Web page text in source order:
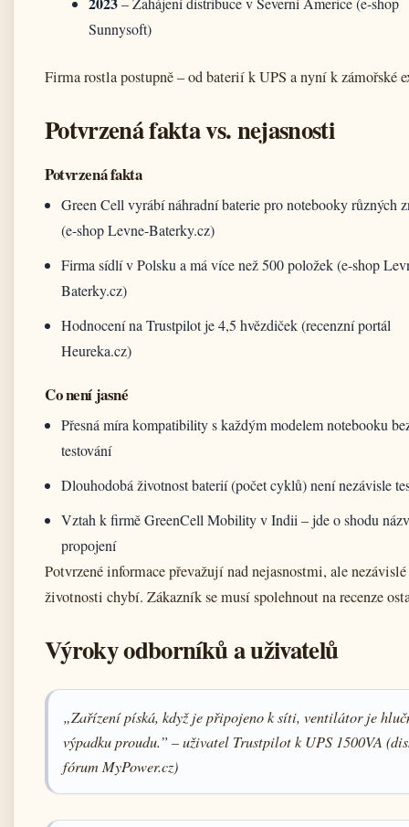
Sunnysoft)
Firma rostla postupně – od baterií k UPS a nyní k zámořské
Potvrzená fakta vs. nejasnosti
Potvrzená fakta
Green Cell vyrábí náhradní baterie pro notebooky různých
(e-shop Levne-Baterky.cz)
Firma sídlí v Polsku a má více než 500 položek (e-shop
Baterky.cz)
Hodnocení na Trustpilot je 4,5 hvězdiček (recenzní portál
Heureka.cz)
Co není jasné
Přesná míra kompatibility s každým modelem notebooku
testování
Dlouhodobá životnost baterií (počet cyklů) není nezávisle
Vztah k firmě GreenCell Mobility v Indii – jde o shodu
propojení
Potvrzené informace převažují nad nejasnostmi, ale
životnosti chybí. Zákazník se musí spolehnout na recenze
Výroky odborníků a uživatelů
„Zařízení píská, když je připojeno k síti, ventilátor je
výpadku proudu.” – uživatel Trustpilot k UPS 1500VA
fórum MyPower.cz)